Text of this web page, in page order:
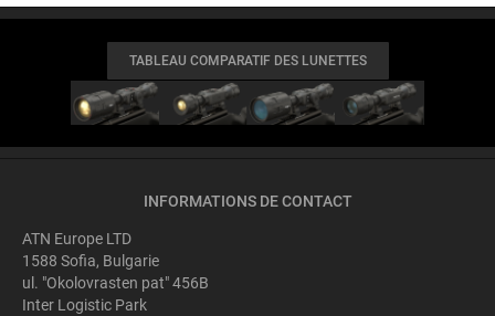
TABLEAU COMPARATIF DES LUNETTES
INFORMATIONS DE CONTACT
ATN Europe LTD
1588 Sofia, Bulgarie
ul. "Okolovrasten pat" 456B
Inter Logistic Park